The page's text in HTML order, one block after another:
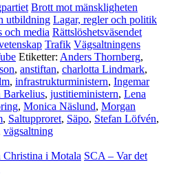
Brott mot mänskligheten
utbildning Lagar, regler och politik
och media Rättslöshetsväsendet
Trafik Vägsaltningens
Etiketter: Anders Thornberg,
, anstiftan, charlotta Lindmark,
, infrastrukturministern, Ingemar
Barkelius, justitieministern, Lena
, Monica Näslund, Morgan
, Saltupproret, Säpo, Stefan Löfvén,
vägsaltning
Christina i Motala SCA – Var det